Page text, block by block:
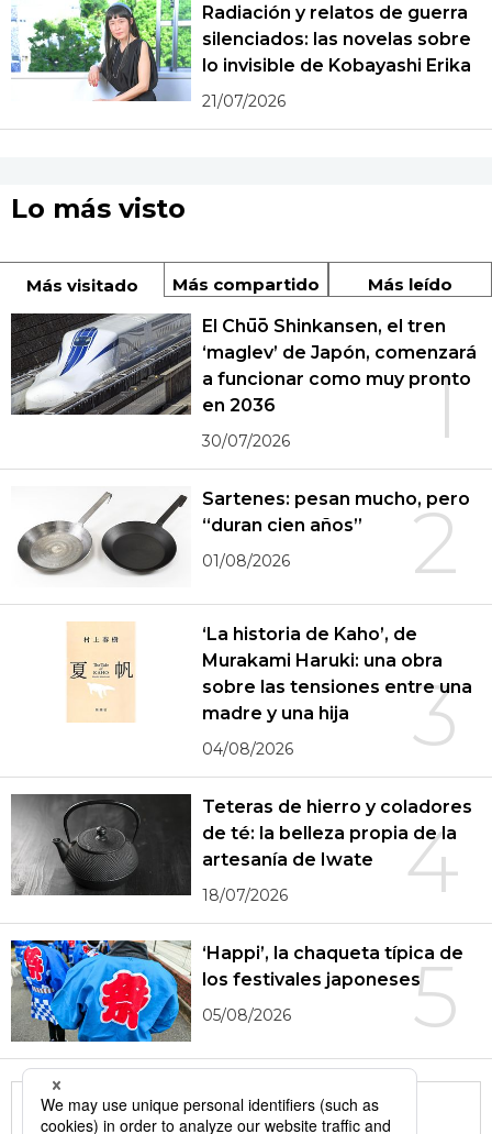
Radiación y relatos de guerra
silenciados: las novelas sobre
lo invisible de Kobayashi Erika
21/07/2026
Lo más visto
Más visitado Más compartido Más leído
1
El Chūō Shinkansen, el tren
‘maglev’ de Japón, comenzará
a funcionar como muy pronto
en 2036
30/07/2026
2
Sartenes: pesan mucho, pero
“duran cien años”
01/08/2026
3
‘La historia de Kaho’, de
Murakami Haruki: una obra
sobre las tensiones entre una
madre y una hija
04/08/2026
4
Teteras de hierro y coladores
de té: la belleza propia de la
artesanía de Iwate
18/07/2026
5
‘Happi’, la chaqueta típica de
los festivales japoneses
05/08/2026
More in this series